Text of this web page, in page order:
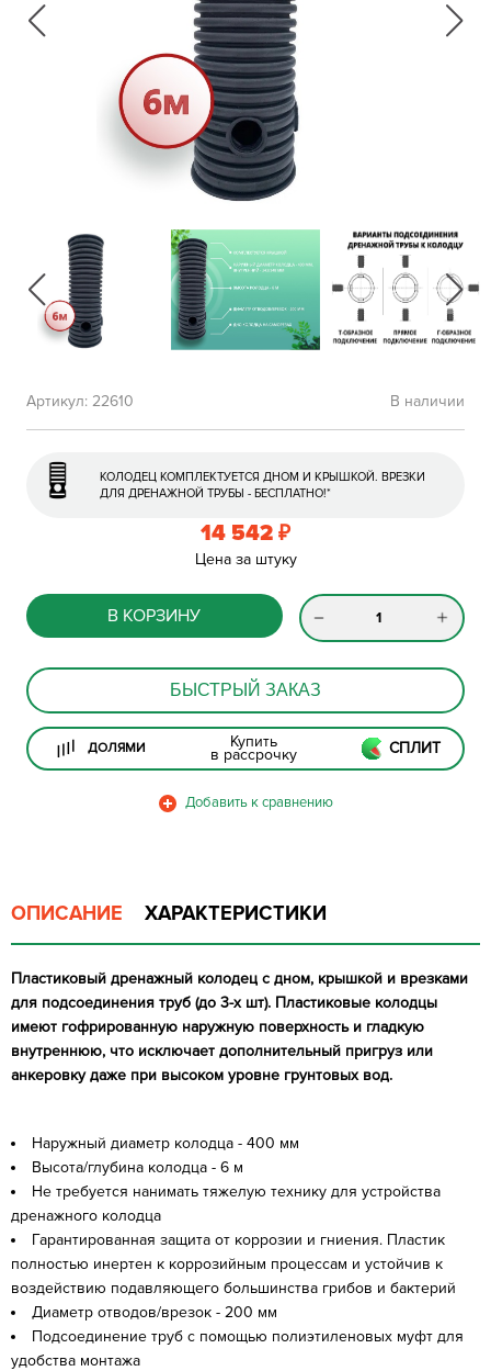
В наличии
Артикул: 22610
КОЛОДЕЦ КОМПЛЕКТУЕТСЯ ДНОМ И КРЫШКОЙ. ВРЕЗКИ
ДЛЯ ДРЕНАЖНОЙ ТРУБЫ - БЕСПЛАТНО!*
14 542 ₽
Цена за штуку
В КОРЗИНУ
БЫСТРЫЙ ЗАКАЗ
ДОЛЯМИ Купить
в рассрочку СПЛИТ
ОПИСАНИЕ ХАРАКТЕРИСТИКИ
Пластиковый дренажный колодец с дном, крышкой и врезками
для подсоединения труб (до 3-х шт). Пластиковые колодцы
имеют гофрированную наружную поверхность и гладкую
внутреннюю, что исключает дополнительный пригруз или
анкеровку даже при высоком уровне грунтовых вод.
Наружный диаметр колодца - 400 мм
Высота/глубина колодца - 6 м
Не требуется нанимать тяжелую технику для устройства
дренажного колодца
Гарантированная защита от коррозии и гниения. Пластик
полностью инертен к коррозийным процессам и устойчив к
воздействию подавляющего большинства грибов и бактерий
Диаметр отводов/врезок - 200 мм
Подсоединение труб с помощью полиэтиленовых муфт для
удобства монтажа